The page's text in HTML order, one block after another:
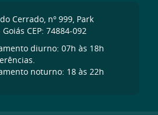
Cerrado, nº 999, Park
CEP: 74884-092
diurno: 07h às 18h
noturno: 18 às 22h